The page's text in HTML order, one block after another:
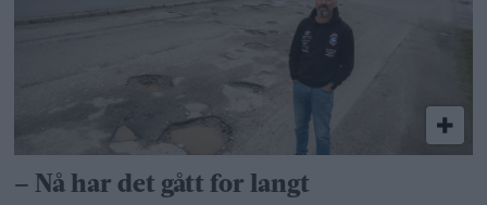
– Nå har det gått for langt